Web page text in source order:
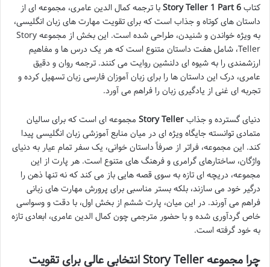
کتابStory Teller 1 Part 6با ترجمه کمال الدین عامری، مجموعه ای از
داستان های کوتاه و جذاب است که برای تقویت مهارت های زبان انگلیسی،
به ویژه خواندن و شنیدن، طراحی شده است. این بخش از مجموعه Story
Teller، شامل هفت داستان متنوع است که هر یک درس ها و مفاهیم
ارزشمندی را به شیوه ای دلنشین روایت می کنند. ترجمه روان و دقیق
عامری، درک این داستان ها را برای زبان آموزان فارسی زبان تسهیل کرده و
تجربه ای غنی از یادگیری زبان را فراهم می آورد.
دنیای گسترده و جذابStory Teller مجموعه ای است که برای سالیان
متمادی توانسته جایگاه ویژه ای در میان منابع آموزشی زبان انگلیسی پیدا
کند. این مجموعه، فراتر از صرفاً داستان خوانی، یک سفر تمام عیار به دنیای
واژگان، ساختارهای گرامری و فرهنگ های متنوع است. هر پارت از این
مجموعه، دریچه ای تازه به سوی قصه هایی باز می کند که نه تنها ذهن را
درگیر خود می سازند، بلکه بستر مناسبی برای پرورش مهارت های زبانی
فراهم می آورند. در این میان، پارت ششم از بخش اول، با دقت و وسواسی
خاص گردآوری شده و با حضور مترجمی چون کمال الدین عامری، ابعادی تازه
به خود گرفته است.
چرا مجموعه Story Teller انتخابی عالی برای تقویت